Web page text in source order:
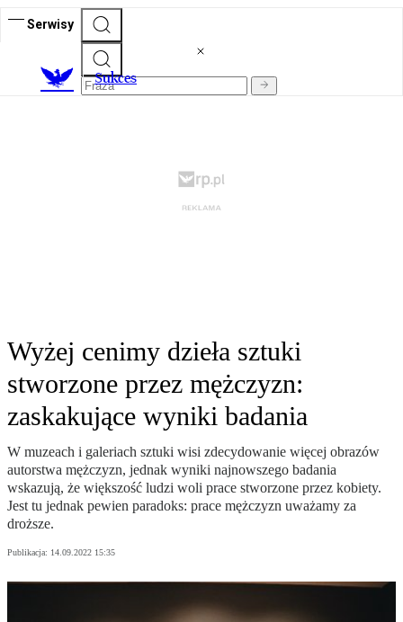
Serwisy
Sukces
Wyżej cenimy dzieła sztuki
stworzone przez mężczyzn:
zaskakujące wyniki badania
W muzeach i galeriach sztuki wisi zdecydowanie więcej obrazów
autorstwa mężczyzn, jednak wyniki najnowszego badania
wskazują, że większość ludzi woli prace stworzone przez kobiety.
Jest tu jednak pewien paradoks: prace mężczyzn uważamy za
droższe.
Publikacja: 14.09.2022 15:35